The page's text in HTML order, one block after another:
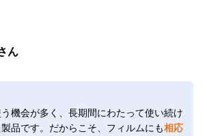
ん
機会が多く、長期間にわたって使い続け
品です。だからこそ、フィルムにも相応